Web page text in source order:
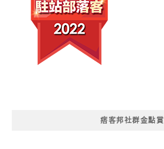
痞客邦社群金點賞